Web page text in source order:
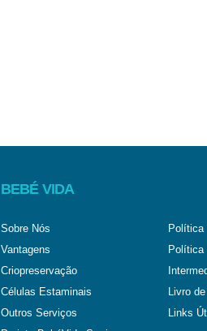
BEBÉ VIDA
Sobre Nós
Vantagens
Criopreservação
Células Estaminais
Outros Serviços
Política
Política
Livro
Links